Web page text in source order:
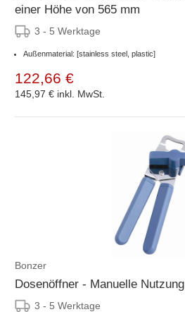
einer Höhe von 565 mm
3 - 5 Werktage
Außenmaterial: [stainless steel, plastic]
122,66 €
145,97 € inkl. MwSt.
Bonzer
Dosenöffner - Manuelle Nutzung
3 - 5 Werktage